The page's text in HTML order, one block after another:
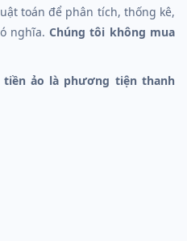
toán để phân tích, thống kê,
nghĩa.Chúng tôi không mua
ảo là phương tiện thanh